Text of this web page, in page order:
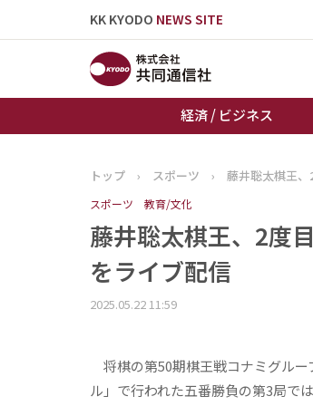
KK KYODO NEWS SITE
経済 / ビジネス
トップページ
お知らせ
トップ › スポーツ › 藤井聡太棋王
スポーツ 教育/文化
藤井聡太棋王、2度
をライブ配信
2025.05.22 11:59
将棋の第50期棋王戦コナミグル
ル」で行われた五番勝負の第3局で